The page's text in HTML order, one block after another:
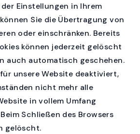
Einstellungen in Ihrem
Sie die Übertragung von
oder einschränken. Bereits
können jederzeit gelöscht
auch automatisch geschehen.
unsere Website deaktiviert,
nicht mehr alle
in vollem Umfang
Schließen des Browsers
gelöscht.